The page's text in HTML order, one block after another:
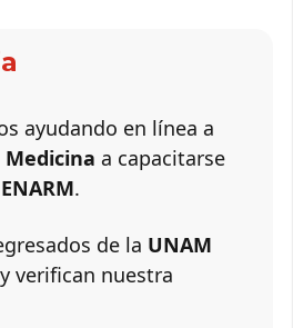
ayudando en línea a
a capacitarse
ENARM.
de la UNAM
verifican nuestra